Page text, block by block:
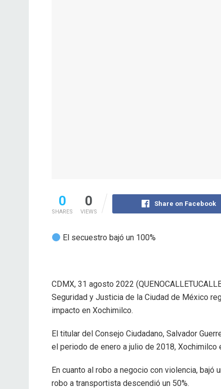
0
SHARES
0
VIEWS
Share on Facebook
El secuestro bajó un 100%
CDMX, 31 agosto 2022
Seguridad y Justicia de la Ciudad de México
impacto en Xochimilco.
El titular del Consejo Ciudadano, Salvador
el periodo de enero a julio de 2018,
En cuanto al robo a negocio con violencia, bajó
robo a transportista descendió un 50%.